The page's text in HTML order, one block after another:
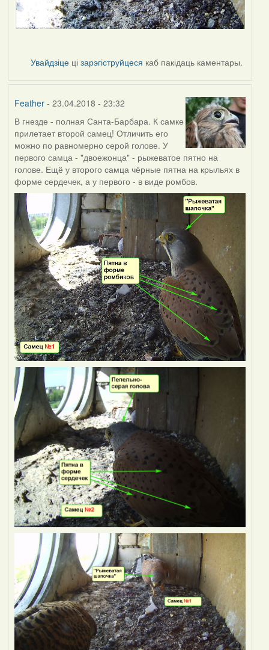
Увайдзіце цізарэгіструйцеся каб пакідаць каментары.
Feather- 23.04.2018 - 23:32
В гнезде - полная Санта-Барбара. К самке
прилетает второй самец! Отличить его
можно по равномерно серой голове. У
первого самца - "двоежонца" - рыжеватое пятно на
голове. Ещё у второго самца чёрные пятна на крыльях в
форме сердечек, а у первого - в виде ромбов.